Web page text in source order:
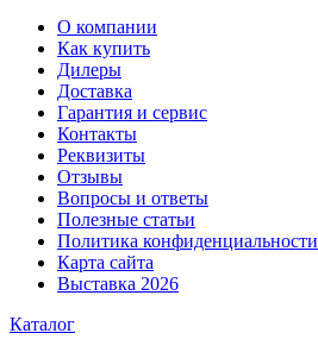
О компании
Как купить
Дилеры
Доставка
Гарантия и сервис
Контакты
Реквизиты
Отзывы
Вопросы и ответы
Полезные статьи
Политика конфиденциальности
Карта сайта
Выставка 2026
Каталог